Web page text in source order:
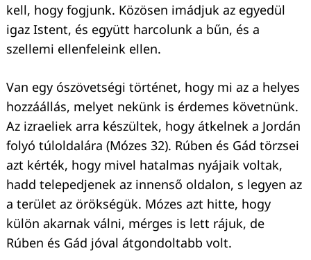
kell, hogy fogjunk. Közösen imádjuk az egyedül
igaz Istent, és együtt harcolunk a bűn, és a
szellemi ellenfeleink ellen.
Van egy ószövetségi történet, hogy mi az a helyes
hozzáállás, melyet nekünk is érdemes követnünk.
Az izraeliek arra készültek, hogy átkelnek a Jordán
folyó túloldalára (Mózes 32). Rúben és Gád törzsei
azt kérték, hogy mivel hatalmas nyájaik voltak,
hadd telepedjenek az innenső oldalon, s legyen az
a terület az örökségük. Mózes azt hitte, hogy
külön akarnak válni, mérges is lett rájuk, de
Rúben és Gád jóval átgondoltabb volt.